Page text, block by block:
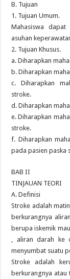
B. Tujuan
1. Tujuan Umum.
Mahasiswa
asuhan
2. Tujuan Khusus.
a. Diharapkan
b. Diharapkan
c. Diharapkan
stroke.
d. Diharapkan
e. Diharapkan
stroke.
f. Diharapkan
pada pasien paska
BAB II
TINJAUAN TEORI
A. Definisi
Stroke adalah
berkurangnya
berupa iskemik
, aliran darah ke
menyumbat suatu
Stroke adalah
berkurangnya atau